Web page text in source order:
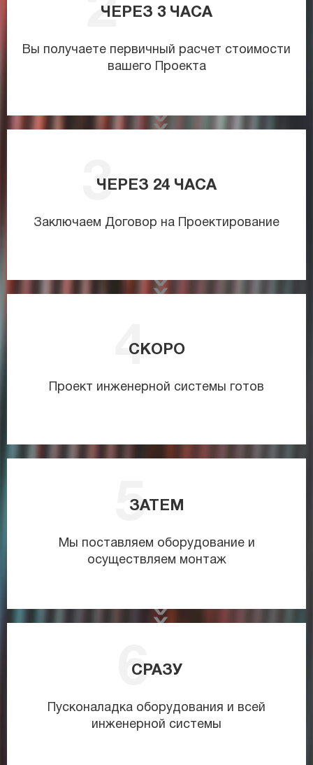
ЧЕРЕЗ 3 ЧАСА
Вы получаете первичный расчет стоимости
вашего Проекта
ЧЕРЕЗ 24 ЧАСА
Заключаем Договор на Проектирование
СКОРО
Проект инженерной системы готов
ЗАТЕМ
Мы поставляем оборудование и
осуществляем монтаж
СРАЗУ
Пусконаладка оборудования и всей
инженерной системы